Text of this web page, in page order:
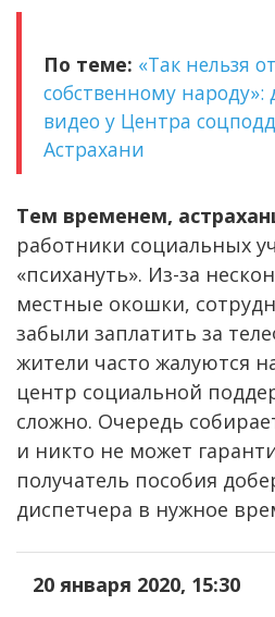
По теме: «Так нельзя
собственному народу»:
видео у Центра
Астрахани
Тем временем,
работники социальных
«психануть». Из-за
местные окошки,
забыли заплатить за
жители часто жалуются
центр социальной
сложно. Очередь
и никто не может
получатель пособия
диспетчера в нужное
20 января 2020, 15:30